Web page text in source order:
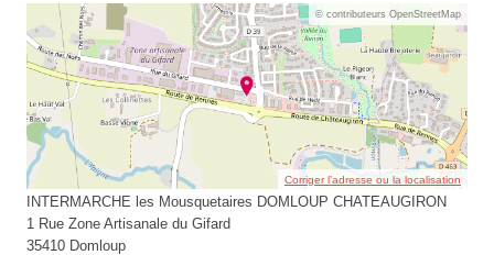
© contributeurs OpenStreetMap
Corriger l’adresse ou la localisation
INTERMARCHE les Mousquetaires DOMLOUP CHATEAUGIRON
1 Rue Zone Artisanale du Gifard
35410 Domloup